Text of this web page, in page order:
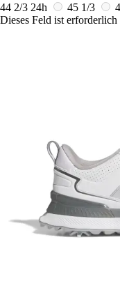
44 2/3 24h 45 1/3
Dieses Feld ist erforderlich